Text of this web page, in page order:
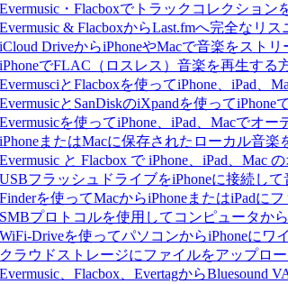
Evermusic・Flacboxでトラックコレクショ
Evermusic & FlacboxからLast.fmへ完全なリ
iCloud DriveからiPhoneやMacで音楽をスト
iPhoneでFLAC（ロスレス）音楽を再生する
EvermusciとFlacboxを使ってiPhone、iPad
EvermusicとSanDiskのiXpandを使って
Evermusicを使ってiPhone、iPad、Macでオ
iPhoneまたはMacに保存されたローカル音楽
Evermusic と Flacbox で iPhone、iPad、Mac
USBフラッシュドライブをiPhoneに接続し
Finderを使ってMacからiPhoneまたはiPadに
SMBプロトコルを使用してコンピュータか
WiFi-Driveを使ってパソコンからiPhoneにワ
クラウドストレージにファイルをアップロ
Evermusic、Flacbox、Evertagから